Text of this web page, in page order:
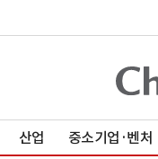
산업 중소기업·벤처